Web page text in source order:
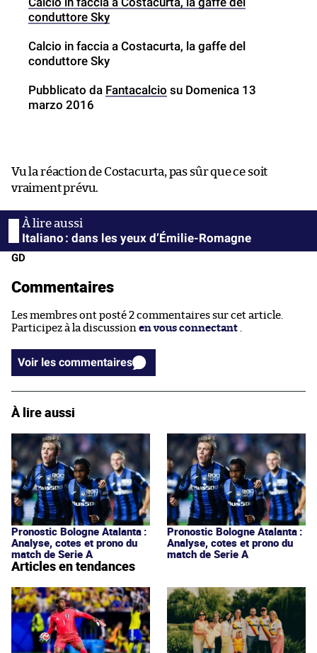
conduttore Sky
Calcio in faccia a Costacurta, la gaffe del
conduttore Sky
Pubblicato da Fantacalcio su Domenica 13
marzo 2016
Vu la réaction de Costacurta, pas sûr que ce soit
vraiment prévu.
Italiano : dans les yeux d’Émilie-Romagne
GD
Commentaires
Les membres ont posté 2 commentaires sur cet article.
Participez à la discussion en vous connectant .
Voir les commentaires
À lire aussi
Pronostic Bologne Atalanta :
Analyse, cotes et prono du
match de Serie A
Pronostic Bologne Atalanta :
Analyse, cotes et prono du
match de Serie A
Articles en tendances